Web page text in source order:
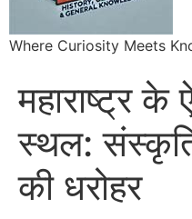
Where Curiosity Meets
महाराष्ट्र के
स्थल:
की धरोहर